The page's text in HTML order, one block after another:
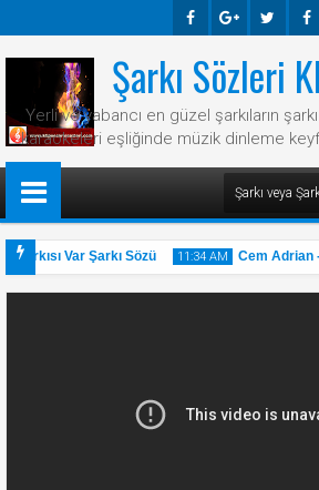
Ook E-
Plus
R Ook
Şarkı Sözleri
Yerli ve yabancı en güzel şarkıların
karaokeleri eşliğinde müzik dinleme
Var Şarkı Sözü 11:34 AM
31 May
2025
Cem Adrian -